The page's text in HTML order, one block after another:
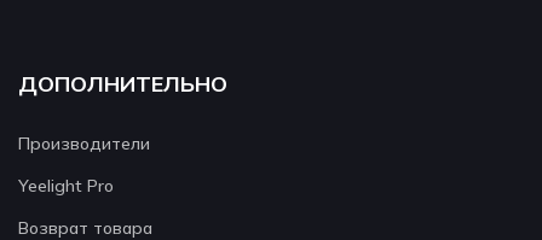
ДОПОЛНИТЕЛЬНО
Производители
Yeelight Pro
Возврат товара